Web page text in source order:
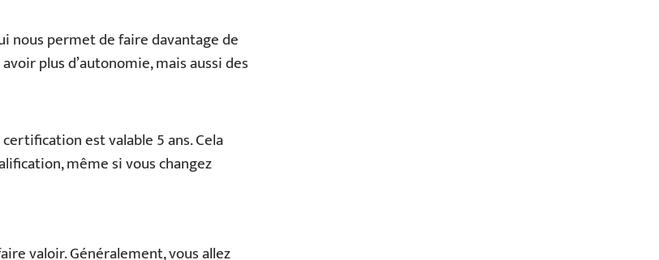
nous permet de faire davantage de
plus d’autonomie, mais aussi des
est valable 5 ans. Cela
même si vous changez
valoir. Généralement, vous allez